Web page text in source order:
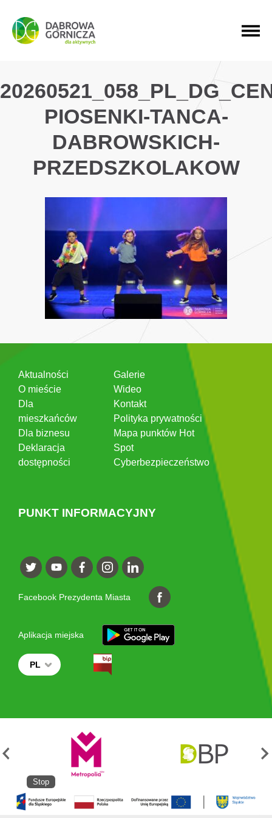
PRZEJDŹ DO MENU GŁÓWNEGO
PRZEJDŹ DO WYSZUKIWARKI
PRZEJDŹ DO TREŚCI
PIOSENKI-TANCA-
DABROWSKICH-
PRZEDSZKOLAKOW
Aktualności
O mieście
Dla
mieszkańców
Dla biznesu
Deklaracja
dostępności
Galerie
Wideo
Kontakt
Polityka prywatności
Mapa punktów Hot
Spot
Cyberbezpieczeństwo
PUNKT INFORMACYJNY
Facebook Prezydenta Miasta
Aplikacja miejska
PL
Stop